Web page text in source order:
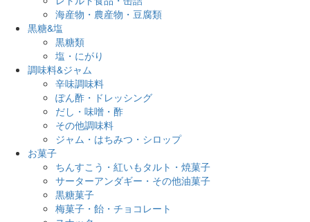
海産物・農産物・豆腐類
黒糖&塩
黒糖類
塩・にがり
調味料&ジャム
辛味調味料
ぽん酢・ドレッシング
だし・味噌・酢
その他調味料
ジャム・はちみつ・シロップ
お菓子
ちんすこう・紅いもタルト・焼菓子
サーターアンダギー・その他油菓子
黒糖菓子
梅菓子・飴・チョコレート